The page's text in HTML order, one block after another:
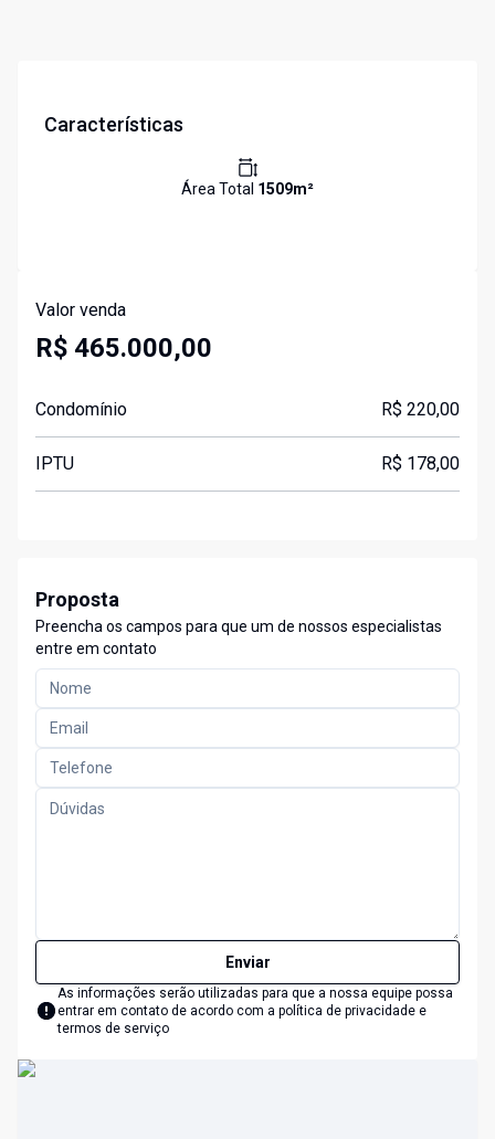
Características
Área Total 1509m²
Valor venda
R$ 465.000,00
Condomínio R$ 220,00
IPTU R$ 178,00
Proposta
Preencha os campos para que um de nossos especialistas
entre em contato
Enviar
As informações serão utilizadas para que a nossa equipe possa
entrar em contato de acordo com a política de privacidade e
termos de serviço